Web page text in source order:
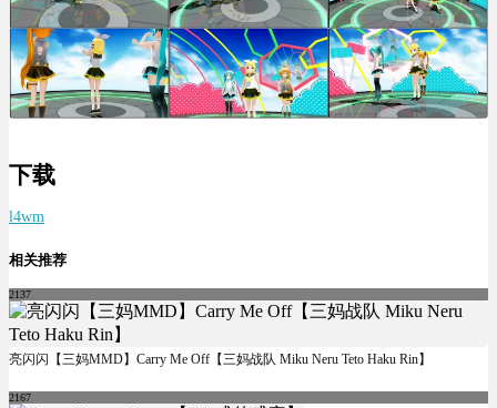
下载
l4wm
相关推荐
2137
亮闪闪【三妈MMD】Carry Me Off【三妈战队 Miku Neru Teto Haku Rin】
2167